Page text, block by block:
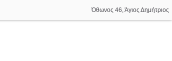
Όθωνος 46, Άγιος Δημήτριος